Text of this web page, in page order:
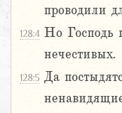
проводили
128:4 Но Господь
нечестивых.
128:5 Да